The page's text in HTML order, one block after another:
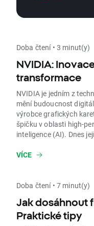
Doba čtení • 3 minut(y)
NVIDIA:
transformace
NVIDIA je jedním z
mění budoucnost
výrobce grafických
špičku v oblasti high-
inteligence (AI). Dnes
autonomní řízení a
VÍCE
Doba čtení • 7 minut(y)
Jak dosáhnout
Praktické tipy